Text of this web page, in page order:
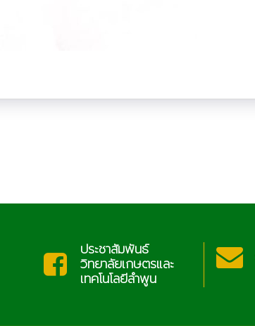
ประชาสัมพันธ์
วิทยาลัยเกษตรและ
เทคโนโลยีลำพูน